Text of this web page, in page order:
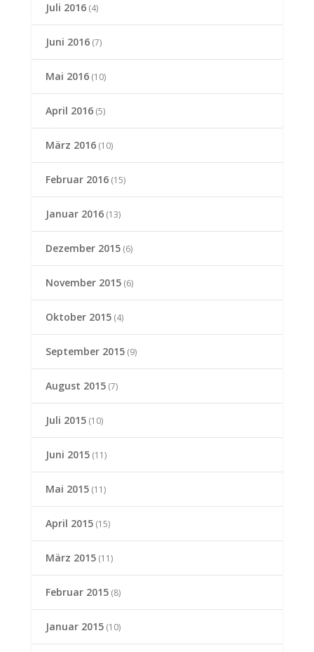
Juli 2016(4)
Juni 2016(7)
Mai 2016(10)
April 2016(5)
März 2016(10)
Februar 2016(15)
Januar 2016(13)
Dezember 2015(6)
November 2015(6)
Oktober 2015(4)
September 2015(9)
August 2015(7)
Juli 2015(10)
Juni 2015(11)
Mai 2015(11)
April 2015(15)
März 2015(11)
Februar 2015(8)
Januar 2015(10)